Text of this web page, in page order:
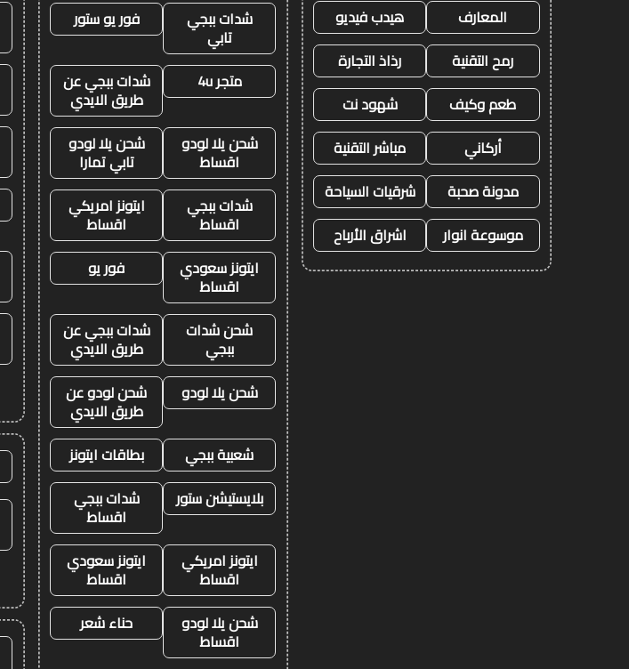
المعارف
هيدب فيديو
رمح التقنية
رذاذ التجارة
طعم وكيف
شهود نت
أركاني
مباشر التقنية
مدونة صحبة
شرقيات السياحة
موسوعة انوار
اشراق الأرباح
شدات ببجي
تابي
فور يو ستور
متجر 4u شدات ببجي عن
طريق الايدي
شحن يلا لودو
اقساط
شحن يلا لودو
تابي تمارا
شدات ببجي
اقساط
ايتونز امريكي
اقساط
ايتونز سعودي
اقساط
فور يو
شحن شدات
ببجي
شدات ببجي عن
طريق الايدي
شحن يلا لودو
شحن لودو عن
طريق الايدي
شعبية ببجي
بطاقات ايتونز
بلايستيشن ستور
شدات ببجي
اقساط
ايتونز امريكي
اقساط
ايتونز سعودي
اقساط
شحن يلا لودو
اقساط
حناء شعر